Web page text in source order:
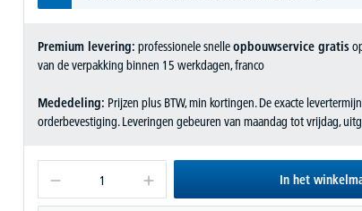
Premium levering: professionele snelleopbouwservice gratis
van de verpakking binnen 15 werkdagen, franco
Mededeling: Prijzen plus BTW, min kortingen. De exacte
orderbevestiging. Leveringen gebeuren van maandag tot vrijdag,
In het